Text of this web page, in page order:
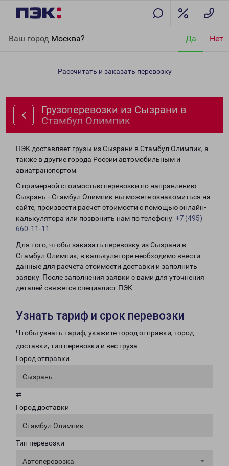
Ваш город Москва? Да Нет
Олимпик
Рассчитать и заказать перевозку
Грузоперевозки из Сызрани в
Стамбул Олимпик
ПЭК доставляет грузы из Сызрани в Стамбул Олимпик, а
также в другие города России автомобильным и
авиатранспортом.
С примерной стоимостью перевозки по направлению
Сызрань - Стамбул Олимпик вы можете ознакомиться на
сайте, произвести расчет стоимости с помощью онлайн-
калькулятора или позвонить нам по телефону: +7 (495)
660-11-11
Для того, чтобы заказать перевозку из Сызрани в
Стамбул Олимпик, в калькуляторе необходимо ввести
данные для расчета стоимости доставки и заполнить
заявку. После заполнения заявки с вами для уточнения
деталей свяжется специалист ПЭК.
Узнать тариф и срок перевозки
Чтобы узнать тариф, укажите город отправки, город
доставки, тип перевозки и вес груза.
Город отправки
Сызрань
⇄
Город доставки
Стамбул Олимпик
Тип перевозки
Автоперевозка